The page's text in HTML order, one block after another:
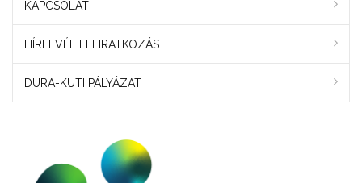
KAPCSOLAT
HÍRLEVÉL FELIRATKOZÁS
DURA-KUTI PÁLYÁZAT